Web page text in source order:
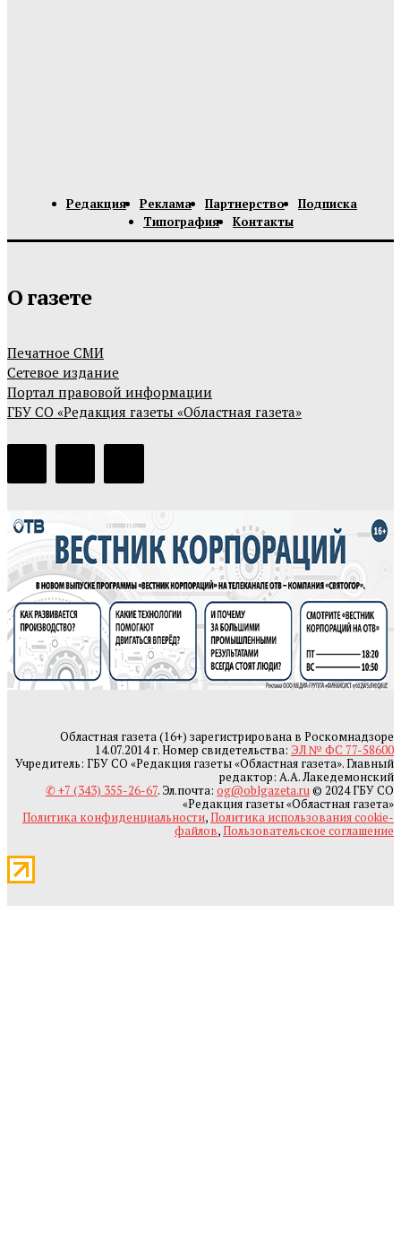
Редакция Реклама Партнерство
Подписка
Типография
Контакты
О газете
Печатное СМИ
Сетевое издание
Портал правовой информации
ГБУ СО «Редакция газеты «Областная газета»
Областная газета (16+) зарегистрирована в Роскомнадзоре
14.07.2014 г. Номер свидетельства: ЭЛ № ФС 77-58600
Учредитель: ГБУ СО «Редакция газеты «Областная газета». Главный
редактор: А.А. Лакедемонский
✆ +7 (343) 355-26-67. Эл.почта: og@oblgazeta.ru© 2024 ГБУ СО
«Редакция газеты «Областная газета»
Политика конфиденциальности,Политика использования cookie-
файлов,Пользовательское соглашение